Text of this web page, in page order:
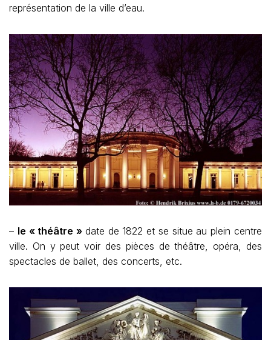
représentation de la ville d’eau.
– le « théâtre » date de 1822 et se situe au plein centre
ville. On y peut voir des pièces de théâtre, opéra, des
spectacles de ballet, des concerts, etc.